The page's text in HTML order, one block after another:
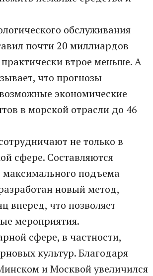
обслуживания
почти 20 миллиардов
втрое меньше. А
что прогнозы
экономические
в морской отрасли до 46
не только в
сфере. Составляются
максимального подъема
новый метод,
вперед, что позволяет
мероприятия.
сфере, в частности,
культур. Благодаря
и Москвой увеличился